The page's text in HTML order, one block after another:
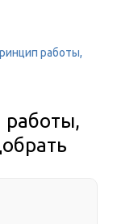
работы,
работы,